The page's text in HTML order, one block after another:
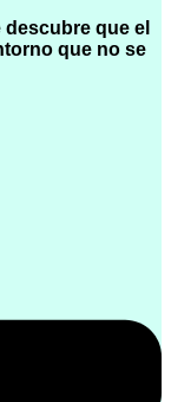
que el
que no se